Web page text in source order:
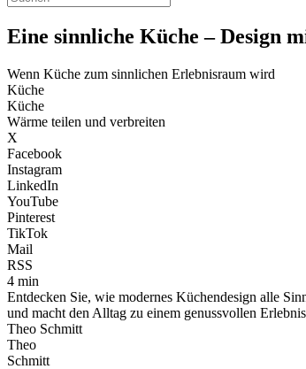
Eine sinnliche Küche – Design
Wenn Küche zum sinnlichen Erlebnisraum wird
Küche
Küche
Wärme teilen und verbreiten
X
Facebook
Instagram
LinkedIn
YouTube
Pinterest
TikTok
Mail
RSS
4 min
Entdecken Sie, wie modernes Küchendesign alle
und macht den Alltag zu einem genussvollen
Theo Schmitt
Theo
Schmitt